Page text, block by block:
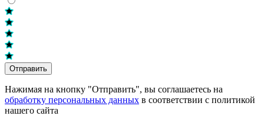
Отправить
Нажимая на кнопку "Отправить", вы соглашаетесь на
обработку персональных данных в соответствии с политикой
нашего сайта